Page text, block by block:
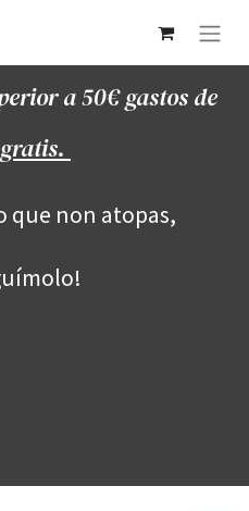
a 50€ gastos de
que non atopas,